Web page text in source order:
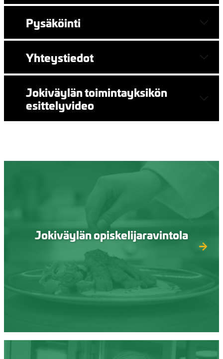
Pysäköinti
Yhteystiedot
Jokiväylän toimintayksikön
esittelyvideo
Jokiväylän opiskelijaravintola